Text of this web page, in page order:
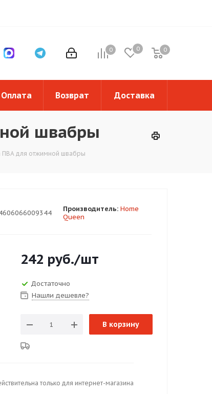
0 0 0
0
Оплата Возврат Доставка
швабры
ПВА для отжимной швабры
Производитель: Home
Queen
242 руб./шт
Достаточно
Нашли дешевле?
В корзину
только для интернет-магазина